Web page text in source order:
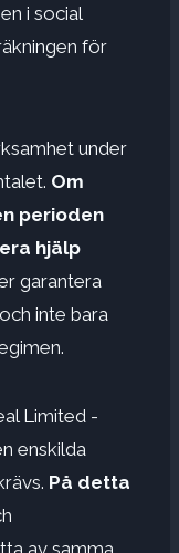
i social
för
under
Om
perioden
hjälp
garantera
inte bara
Limited -
enskilda
På detta
av samma